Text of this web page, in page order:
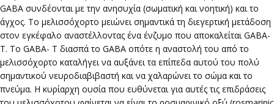
GABA συνδέονται με την ανησυχία (σωματική και νοητική) και το
άγχος. Το μελισσόχορτο μειώνει σημαντικά τη διεγερτική μετάδοση
στον εγκέφαλο αναστέλλοντας ένα ένζυμο που αποκαλείται GABA-
T. Το GABA- T διασπά το GABA οπότε η αναστολή του από το
μελισσόχορτο καταλήγει να αυξάνει τα επίπεδα αυτού του πολύ
σημαντικού νευροδιαβιβαστή και να χαλαρώνει το σώμα και το
πνεύμα. Η κυρίαρχη ουσία που ευθύνεται για αυτές τις επιδράσεις